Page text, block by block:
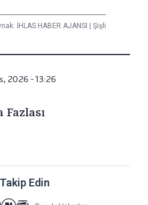
İHLAS HABER AJANSI | Şişli
2026 - 13:26
Edin